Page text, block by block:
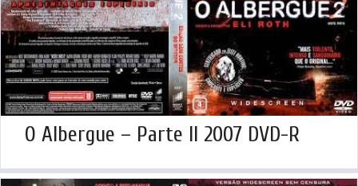
O Albergue – Parte II 2007 DVD-R